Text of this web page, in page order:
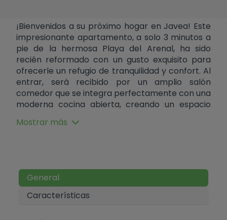
¡Bienvenidos a su próximo hogar en Javea! Este
impresionante apartamento, a solo 3 minutos a
pie de la hermosa Playa del Arenal, ha sido
recién reformado con un gusto exquisito para
ofrecerle un refugio de tranquilidad y confort. Al
entrar, será recibido por un amplio salón
comedor que se integra perfectamente con una
moderna cocina abierta, creando un espacio
La luz natural fluye abundantemente a través de
con su propio baño en suite, ofreciendo
privacidad y comodidad para todos los
miembros de la familia o invitados. Los baños
Mostrar más
General
Características